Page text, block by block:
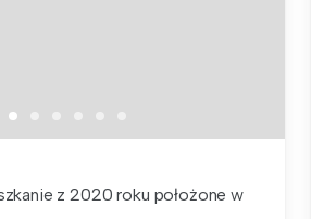
z 2020 roku położone w